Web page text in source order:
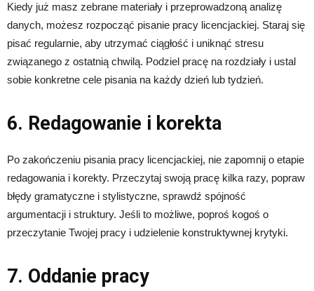
Kiedy już masz zebrane materiały i przeprowadzoną analizę
danych, możesz rozpocząć pisanie pracy licencjackiej. Staraj się
pisać regularnie, aby utrzymać ciągłość i uniknąć stresu
związanego z ostatnią chwilą. Podziel pracę na rozdziały i ustal
sobie konkretne cele pisania na każdy dzień lub tydzień.
6. Redagowanie i korekta
Po zakończeniu pisania pracy licencjackiej, nie zapomnij o etapie
redagowania i korekty. Przeczytaj swoją pracę kilka razy, popraw
błędy gramatyczne i stylistyczne, sprawdź spójność
argumentacji i struktury. Jeśli to możliwe, poproś kogoś o
przeczytanie Twojej pracy i udzielenie konstruktywnej krytyki.
7. Oddanie pracy